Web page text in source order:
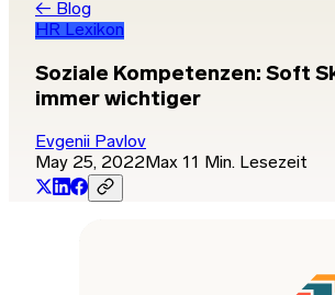
← Blog
HR Lexikon
Soziale Kompetenzen: Soft
immer wichtiger
Evgenii Pavlov
May 25, 2022Max 11 Min. Lesezeit